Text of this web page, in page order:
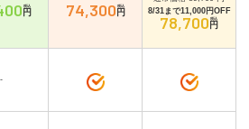
税込
円 74,300 税込
円
8/31まで11,000円OFF
78,700 税込
円
-